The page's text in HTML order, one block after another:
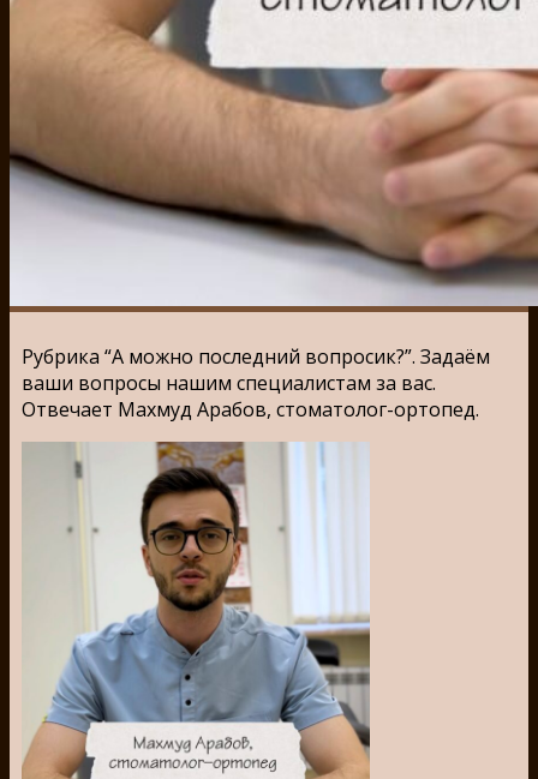
Рубрика “А можно последний вопросик?”. Задаём
ваши вопросы нашим специалистам за вас.
Отвечает Махмуд Арабов, стоматолог-ортопед.